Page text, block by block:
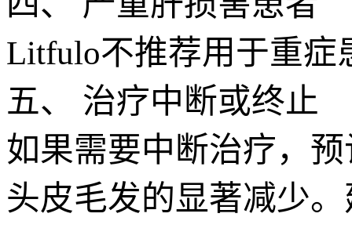
Litfulo不推荐用于重症
五、 治疗中断或终止
如果需要中断治疗，
头皮毛发的显著减少